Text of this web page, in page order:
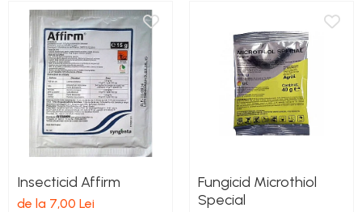
Insecticid Affirm
de la 7,00 Lei
Fungicid Microthiol
Special